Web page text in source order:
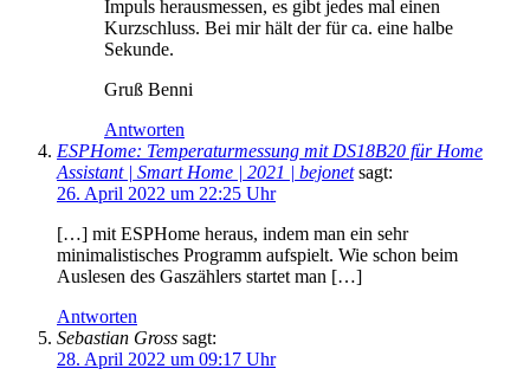
Impuls herausmessen, es gibt jedes mal einen
Kurzschluss. Bei mir hält der für ca. eine halbe
Sekunde.
Gruß Benni
Antworten
ESPHome: Temperaturmessung mit DS18B20 für Home
Assistant | Smart Home | 2021 | bejonet sagt:
26. April 2022 um 22:25 Uhr
[…] mit ESPHome heraus, indem man ein sehr
minimalistisches Programm aufspielt. Wie schon beim
Auslesen des Gaszählers startet man […]
Antworten
Sebastian Gross sagt:
28. April 2022 um 09:17 Uhr